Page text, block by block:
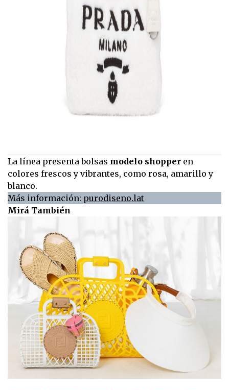
La línea presenta bolsas modelo shopper en
colores frescos y vibrantes, como rosa, amarillo y
blanco.
Más información: purodiseno.lat
Mirá También